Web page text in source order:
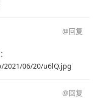
@回复
06/20/u6lQ.jpg
@回复